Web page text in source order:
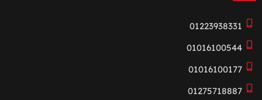
01223938331
01016100544
01016100177
01275718887